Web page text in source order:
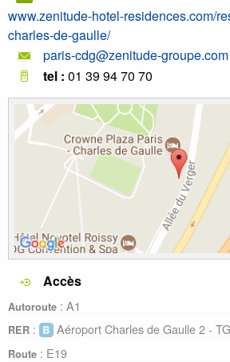
www.zenitude-hotel-residences.com/
charles-de-gaulle/
paris-cdg@zenitude-groupe.com
tel : 01 39 94 70 70
Accès
Autoroute : A1
RER : Aéroport Charles de Gaulle 2 -
Route : E19